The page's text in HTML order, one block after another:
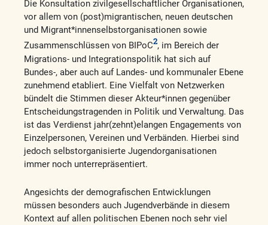
Die Konsultation zivilgesellschaftlicher Organisationen,
vor allem von (post)migrantischen, neuen deutschen
und Migrant*innenselbstorganisationen sowie
Zusammenschlüssen von BIPoC2, im Bereich der
Migrations- und Integrationspolitik hat sich auf
Bundes-, aber auch auf Landes- und kommunaler Ebene
zunehmend etabliert. Eine Vielfalt von Netzwerken
bündelt die Stimmen dieser Akteur*innen gegenüber
Entscheidungstragenden in Politik und Verwaltung. Das
ist das Verdienst jahr(zehnt)elangen Engagements von
Einzelpersonen, Vereinen und Verbänden. Hierbei sind
jedoch selbstorganisierte Jugendorganisationen
immer noch unterrepräsentiert.
Angesichts der demografischen Entwicklungen
müssen besonders auch Jugendverbände in diesem
Kontext auf allen politischen Ebenen noch sehr viel